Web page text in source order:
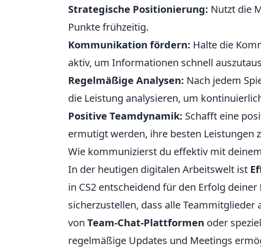
Strategische Positionierung: Nutzt die
Punkte frühzeitig.
Kommunikation fördern: Halte die
aktiv, um Informationen schnell
Regelmäßige Analysen: Nach jedem
die Leistung analysieren, um
Positive Teamdynamik: Schafft eine
ermutigt werden, ihre besten Leistungen
Wie kommunizierst du effektiv mit deinem
In der heutigen digitalen Arbeitswelt ist
in CS2 entscheidend für den Erfolg
sicherzustellen, dass alle
von Team-Chat-Plattformen oder
regelmäßige Updates und Meetings